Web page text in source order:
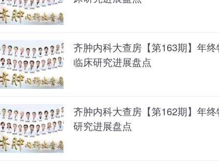
齐肿内科大查房【第163期】年
临床研究进展盘点
齐肿内科大查房【第162期】年
研究进展盘点